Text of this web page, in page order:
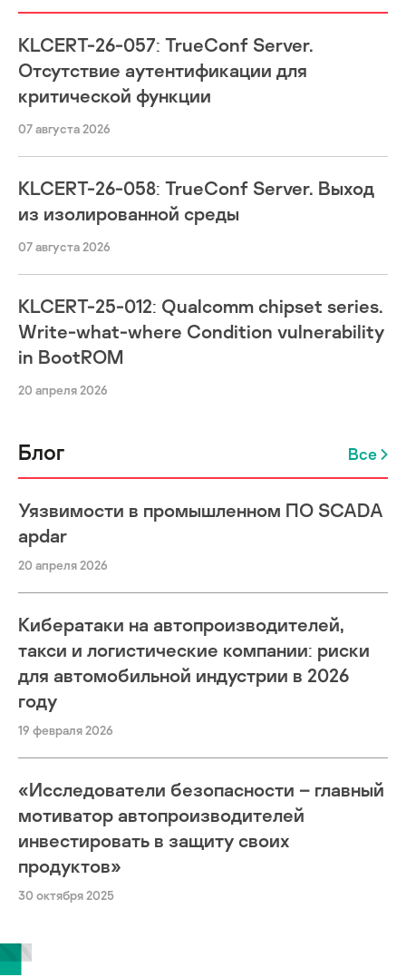
KLCERT-26-057: TrueConf Server.
Отсутствие аутентификации для
критической функции
07 августа 2026
KLCERT-26-058: TrueConf Server. Выход
из изолированной среды
07 августа 2026
KLCERT-25-012: Qualcomm chipset series.
Write-what-where Condition vulnerability
in BootROM
20 апреля 2026
Блог Все
Уязвимости в промышленном ПО SCADA
apdar
20 апреля 2026
Кибератаки на автопроизводителей,
такси и логистические компании: риски
для автомобильной индустрии в 2026
году
19 февраля 2026
«Исследователи безопасности – главный
мотиватор автопроизводителей
инвестировать в защиту своих
продуктов»
30 октября 2025